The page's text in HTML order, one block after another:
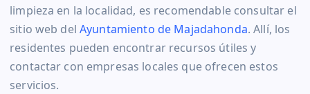
limpieza en la localidad, es recomendable consultar el
sitio web delAyuntamiento de Majadahonda. Allí, los
residentes pueden encontrar recursos útiles y
contactar con empresas locales que ofrecen estos
servicios.